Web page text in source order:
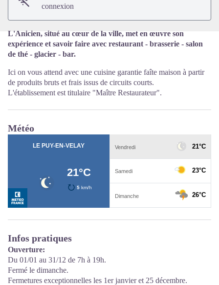
connexion
L'Anicien, situé au cœur de la ville, met en œuvre son
expérience et savoir faire avec restaurant - brasserie - salon
de thé - glacier - bar.
Ici on vous attend avec une cuisine garantie faîte maison à partir
de produits bruts et frais issus de circuits courts.
L'établissement est titulaire "Maître Restaurateur".
Météo
Infos pratiques
Ouverture:
Du 01/01 au 31/12 de 7h à 19h.
Fermé le dimanche.
Fermetures exceptionnelles les 1er janvier et 25 décembre.